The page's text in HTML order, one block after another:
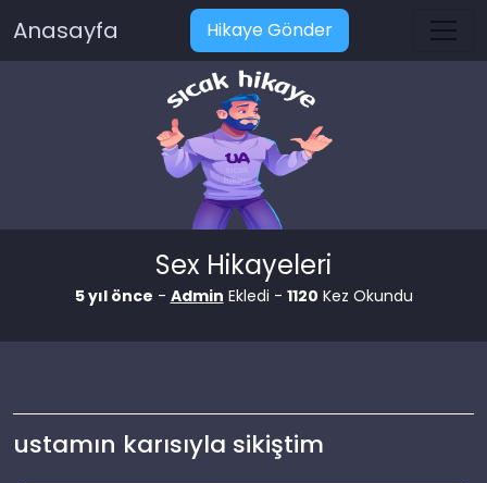
Anasayfa Hikaye Gönder
Sex Hikayeleri
5 yıl önce - Admin Ekledi - 1120 Kez Okundu
ustamın karısıyla sikiştim